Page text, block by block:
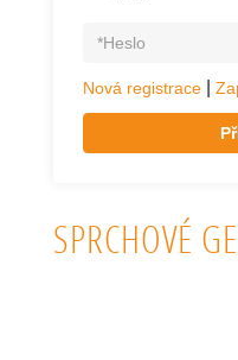
Nová registrace
SPRCHOVÉ